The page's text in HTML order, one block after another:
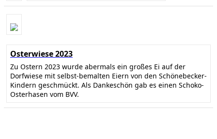
Osterwiese 2023
Zu Ostern 2023 wurde abermals ein großes Ei auf der
Dorfwiese mit selbst-bemalten Eiern von den Schönebecker-
Kindern geschmückt. Als Dankeschön gab es einen Schoko-
Osterhasen vom BVV.